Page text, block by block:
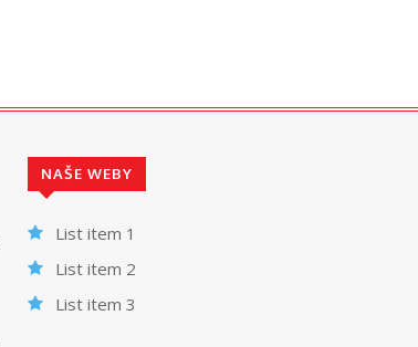
NAŠE WEBY
List item 1
List item 2
List item 3